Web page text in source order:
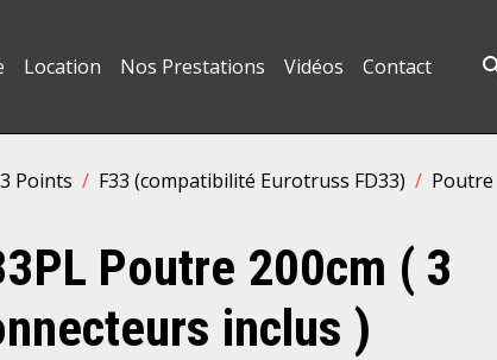
Location Nos Prestations Vidéos Contact
3 Points F33 (compatibilité Eurotruss FD33)
Poutre
Poutre 200cm ( 3
inclus )